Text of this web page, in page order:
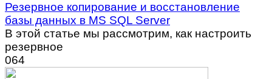
Резервное копирование и восстановление
базы данных в MS SQL Server
В этой статье мы рассмотрим, как настроить
резервное
064